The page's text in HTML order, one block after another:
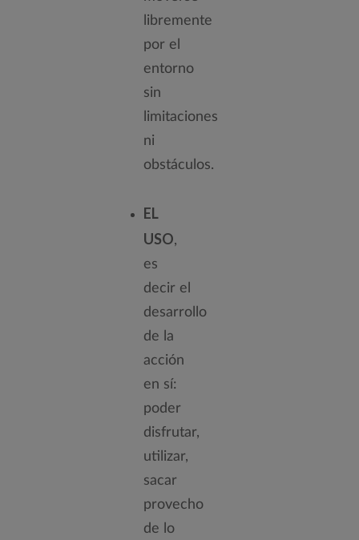
libremente
por el
entorno
sin
limitaciones
ni
obstáculos.
EL
USO,
es
decir el
desarrollo
de la
acción
en sí:
poder
disfrutar,
utilizar,
sacar
provecho
de lo